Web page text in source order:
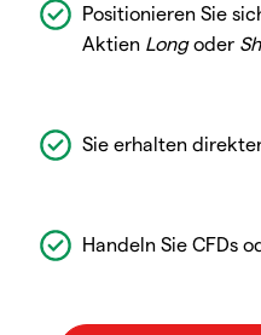
Positionieren Sie
Aktien Longoder
Sie erhalten
Handeln Sie CFDs